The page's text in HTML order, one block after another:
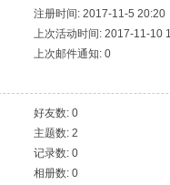
注册时间: 2017-11-5 20:20
上次活动时间: 2017-11-10
上次邮件通知: 0
好友数: 0
主题数: 2
记录数: 0
相册数: 0